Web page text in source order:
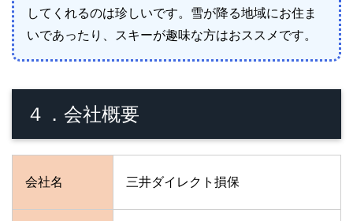
してくれるのは珍しいです。雪が降る地域にお住ま
いであったり、スキーが趣味な方はおススメです。
４．会社概要
会社名 三井ダイレクト損保